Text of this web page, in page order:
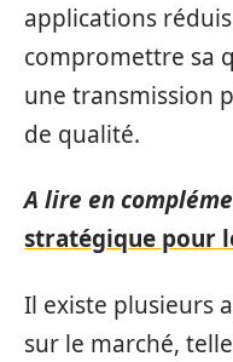
applications
compromettre sa
une transmission
de qualité.
A lire en
stratégique pour
Il existe plusieurs
sur le marché,